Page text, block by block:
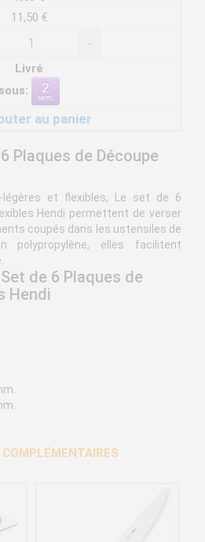
11,50 €
-
Livré
sous:
au panier
Plaques de Découpe
légères et flexibles, Le set de 6
Hendi permettent de verser
coupés dans les ustensiles de
polypropylène, elles facilitent
de 6 Plaques de
Hendi